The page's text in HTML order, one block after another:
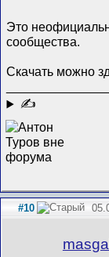
Это
сообщества.
Скачать можно
✍
#10